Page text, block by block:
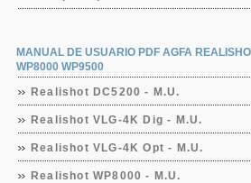
MANUAL DE USUARIO PDF AGFA
WP8000 WP9500
Realishot DC5200 - M.U.
Realishot VLG-4K Dig - M.U.
Realishot VLG-4K Opt - M.U.
Realishot WP8000 - M.U.